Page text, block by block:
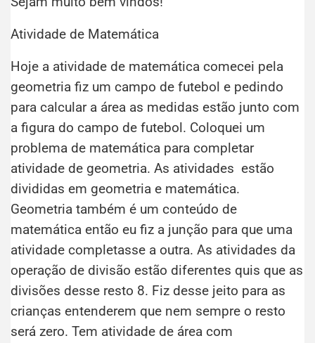
Atividade de Matemática
Hoje a atividade de matemática comecei pela
geometria fiz um campo de futebol e pedindo
para calcular a área as medidas estão junto com
a figura do campo de futebol. Coloquei um
problema de matemática para completar
atividade de geometria. As atividades estão
divididas em geometria e matemática.
Geometria também é um conteúdo de
matemática então eu fiz a junção para que uma
atividade completasse a outra. As atividades da
operação de divisão estão diferentes quis que as
divisões desse resto 8. Fiz desse jeito para as
crianças entenderem que nem sempre o resto
será zero. Tem atividade de área com